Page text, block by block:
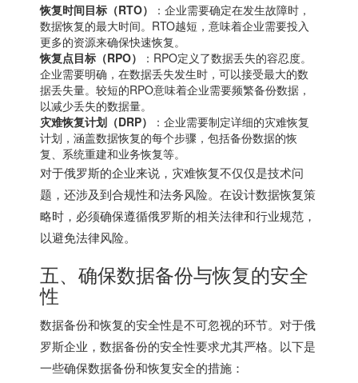
恢复时间目标（RTO）
：企业需要确定在发生故障时，
数据恢复的最大时间。RTO越短，意味着企业需要投入
更多的资源来确保快速恢复。
恢复点目标（RPO）
：RPO定义了数据丢失的容忍度。
企业需要明确，在数据丢失发生时，可以接受最大的数
据丢失量。较短的RPO意味着企业需要频繁备份数据，
以减少丢失的数据量。
灾难恢复计划（DRP）
：企业需要制定详细的灾难恢复
计划，涵盖数据恢复的每个步骤，包括备份数据的恢
复、系统重建和业务恢复等。
对于俄罗斯的企业来说，灾难恢复不仅仅是技术问
题，还涉及到合规性和法务风险。在设计数据恢复策
略时，必须确保遵循俄罗斯的相关法律和行业规范，
以避免法律风险。
五、确保数据备份与恢复的安全
性
数据备份和恢复的安全性是不可忽视的环节。对于俄
罗斯企业，数据备份的安全性要求尤其严格。以下是
一些确保数据备份和恢复安全的措施：